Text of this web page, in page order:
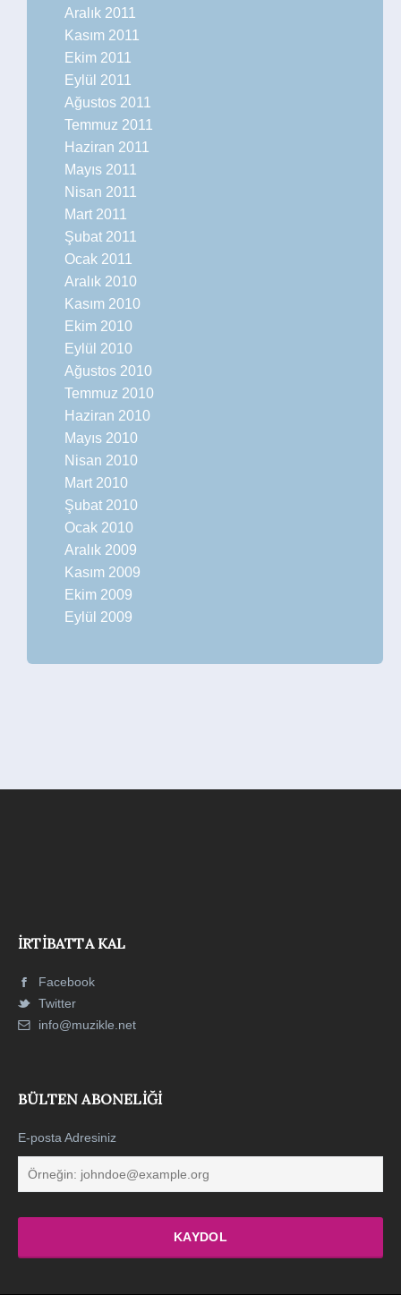
Aralık 2011
Kasım 2011
Ekim 2011
Eylül 2011
Ağustos 2011
Temmuz 2011
Haziran 2011
Mayıs 2011
Nisan 2011
Mart 2011
Şubat 2011
Ocak 2011
Aralık 2010
Kasım 2010
Ekim 2010
Eylül 2010
Ağustos 2010
Temmuz 2010
Haziran 2010
Mayıs 2010
Nisan 2010
Mart 2010
Şubat 2010
Ocak 2010
Aralık 2009
Kasım 2009
Ekim 2009
Eylül 2009
İRTIBATTA KAL
Facebook
Twitter
info@muzikle.net
BÜLTEN ABONELIĞI
E-posta Adresiniz